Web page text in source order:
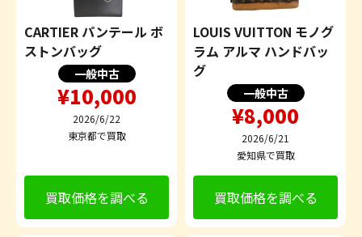
CARTIER パンテール ボ
ストンバッグ
一般中古
¥10,000
2026/6/22
東京都で買取
買取価格を調べる
LOUIS VUITTON モノグ
ラム アルマ ハンドバッ
グ
一般中古
¥8,000
2026/6/21
愛知県で買取
買取価格を調べる